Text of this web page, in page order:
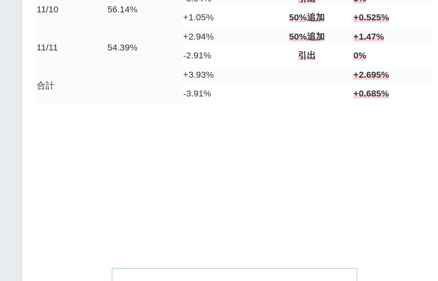
11/10 56.14%
+1.05%
50%追加 +0.525%
11/11 54.39%
+2.94% 50%追加
+1.47%
-2.91%
引出 0%
合計
+3.93%
+2.695%
-3.91%
+0.685%